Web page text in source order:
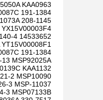
KAA0963
191-1384
208-1145
4 14533652
191-1384
MSP92025A
KAA1132
2 MSP10090
3 MSP-11037
3 MSP07133B